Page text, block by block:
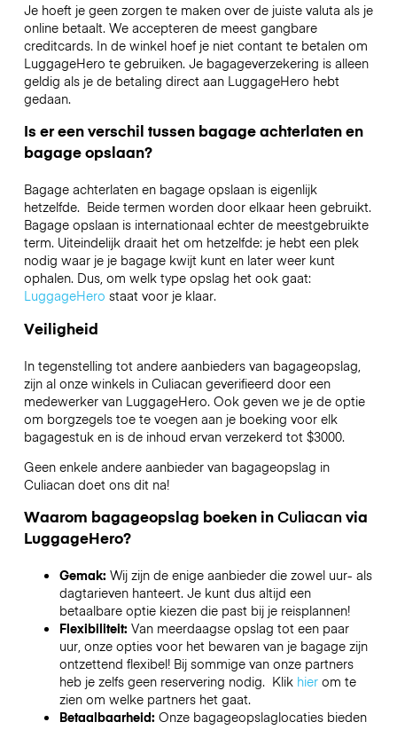
Je hoeft je geen zorgen te maken over de juiste valuta als je
online betaalt. We accepteren de meest gangbare
creditcards. In de winkel hoef je niet contant te betalen om
LuggageHero te gebruiken. Je bagageverzekering is alleen
geldig als je de betaling direct aan LuggageHero hebt
gedaan.
Is er een verschil tussen bagage achterlaten en
bagage opslaan?
Bagage achterlaten en bagage opslaan is eigenlijk
hetzelfde. Beide termen worden door elkaar heen gebruikt.
Bagage opslaan is internationaal echter de meestgebruikte
term. Uiteindelijk draait het om hetzelfde: je hebt een plek
nodig waar je je bagage kwijt kunt en later weer kunt
ophalen. Dus, om welk type opslag het ook gaat:
LuggageHero staat voor je klaar.
Veiligheid
In tegenstelling tot andere aanbieders van bagageopslag,
zijn al onze winkels in Culiacangeverifieerd door een
medewerker van LuggageHero. Ook geven we je de optie
om borgzegels toe te voegen aan je boeking voor elk
bagagestuk en is de inhoud ervan verzekerd tot $3000.
Geen enkele andere aanbieder van bagageopslag in
Culiacandoet ons dit na!
Waarom bagageopslag boeken inCuliacanvia
LuggageHero?
Gemak: Wij zijn de enige aanbieder die zowel uur- als
dagtarieven hanteert. Je kunt dus altijd een
betaalbare optie kiezen die past bij je reisplannen!
Flexibiliteit: Van meerdaagse opslag tot een paar
uur, onze opties voor het bewaren van je bagage zijn
ontzettend flexibel! Bij sommige van onze partners
heb je zelfs geen reservering nodig. Klik hierom te
zien om welke partners het gaat.
Betaalbaarheid: Onze bagageopslaglocaties bieden